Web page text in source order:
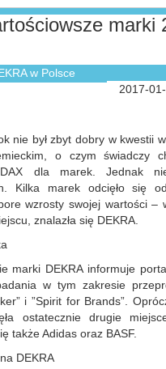
marki
w Polsce
2017-
nie był zbyt dobry w kwestii
o czym świadczy
dla marek. Jednak
Kilka marek odcięło się
wzrosty swojej wartości –
znalazła się DEKRA.
marki DEKRA informuje
w tym zakresie
i ”Spirit for Brands”.
ostatecznie drugie
także Adidas oraz BASF.
DEKRA